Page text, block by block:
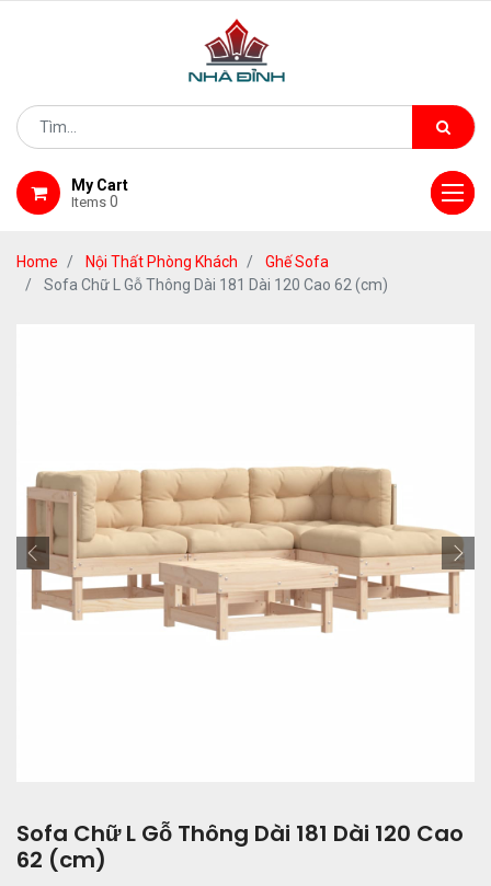
My Cart
Items 0
Home Nội Thất Phòng Khách
Ghế Sofa
Sofa Chữ L Gỗ Thông Dài 181 Dài 120 Cao 62 (cm)
Sofa Chữ L Gỗ Thông Dài 181 Dài 120 Cao
62 (cm)